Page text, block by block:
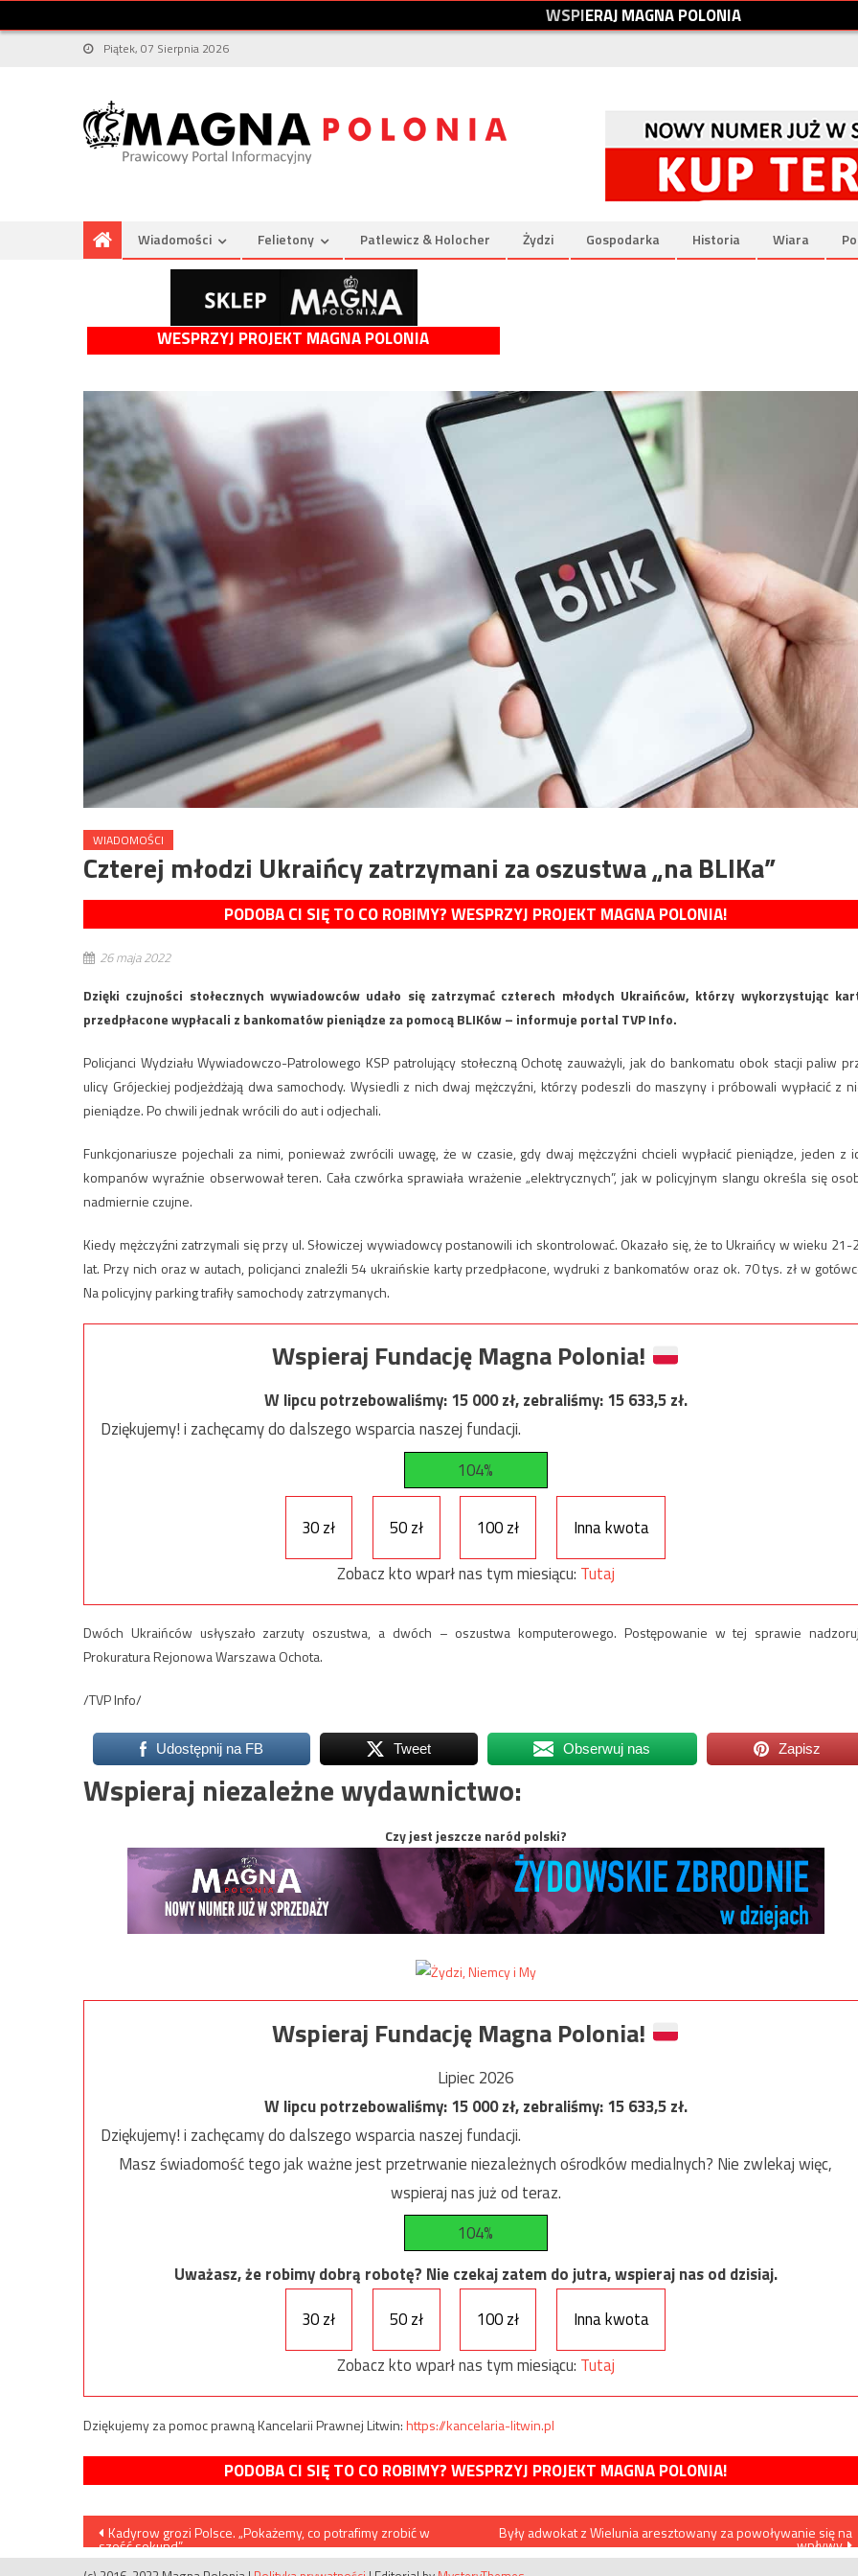
WSPIERAJMAGNAPOLONIA
Piątek, 07 Sierpnia 2026
Wiadomości Felietony Patlewicz & Holocher Żydzi Gospodarka Historia Wiara
WESPRZYJ PROJEKT MAGNA POLONIA
WIADOMOŚCI
Czterej młodzi Ukraińcy zatrzymani za oszustwa „na BLIKa”
PODOBA CI SIĘ TO CO ROBIMY? WESPRZYJ PROJEKT MAGNA POLONIA!
26 maja 2022
Dzięki czujności stołecznych wywiadowców udało się zatrzymać czterech młodych Ukraińców, którzy wykorzystując
przedpłacone wypłacali z bankomatów pieniądze za pomocą BLIKów – informuje portal TVP Info.
Policjanci Wydziału Wywiadowczo-Patrolowego KSP patrolujący stołeczną Ochotę zauważyli, jak do bankomatu obok stacji paliw
ulicy Grójeckiej podjeżdżają dwa samochody. Wysiedli z nich dwaj mężczyźni, którzy podeszli do maszyny i próbowali wypłacić z
pieniądze. Po chwili jednak wrócili do aut i odjechali.
Funkcjonariusze pojechali za nimi, ponieważ zwrócili uwagę, że w czasie, gdy dwaj mężczyźni chcieli wypłacić pieniądze, jeden z
kompanów wyraźnie obserwował teren. Cała czwórka sprawiała wrażenie „elektrycznych”, jak w policyjnym slangu określa się
nadmiernie czujne.
Kiedy mężczyźni zatrzymali się przy ul. Słowiczej wywiadowcy postanowili ich skontrolować. Okazało się, że to Ukraińcy w wieku 21-
lat. Przy nich oraz w autach, policjanci znaleźli 54 ukraińskie karty przedpłacone, wydruki z bankomatów oraz ok. 70 tys. zł w
Na policyjny parking trafiły samochody zatrzymanych.
Wspieraj Fundację Magna Polonia!
W lipcu potrzebowaliśmy:15 000zł, zebraliśmy:15 633,5zł.
Dziękujemy! i zachęcamy do dalszego wsparcia naszej fundacji.
104%
30 zł 50 zł 100 zł
Inna kwota
Zobacz kto wparł nas tym miesiącu: Tutaj
Dwóch Ukraińców usłyszało zarzuty oszustwa, a dwóch – oszustwa komputerowego. Postępowanie w tej sprawie
Prokuratura Rejonowa Warszawa Ochota.
/TVP Info/
Udostępnij na FB Tweet Obserwuj nas Zapisz
Wspieraj niezależne wydawnictwo:
Czy jest jeszcze naród polski?
Wspieraj Fundację Magna Polonia!
Lipiec 2026
W lipcu potrzebowaliśmy:15 000zł, zebraliśmy:15 633,5zł.
Dziękujemy! i zachęcamy do dalszego wsparcia naszej fundacji.
Masz świadomość tego jak ważne jest przetrwanie niezależnych ośrodków medialnych? Nie zwlekaj więc,
wspieraj nas już od teraz.
104%
Uważasz, że robimy dobrą robotę? Nie czekaj zatem do jutra, wspieraj nas od dzisiaj.
30 zł
50 zł 100 zł
Inna kwota
Zobacz kto wparł nas tym miesiącu: Tutaj
Dziękujemy za pomoc prawną Kancelarii Prawnej Litwin:https://kancelaria-litwin.pl
PODOBA CI SIĘ TO CO ROBIMY? WESPRZYJ PROJEKT MAGNA POLONIA!
Nawigacja
Kadyrow grozi Polsce. „Pokażemy, co potrafimy zrobić w
sześć sekund”
Były adwokat z Wielunia aresztowany za powoływanie się na
wpływy